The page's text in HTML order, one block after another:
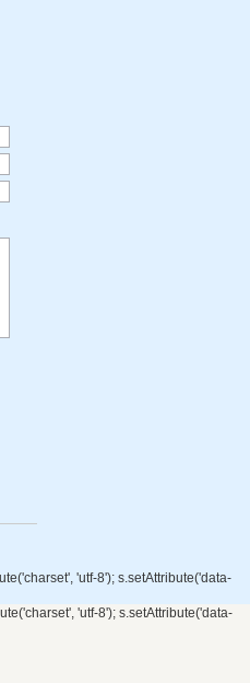
'utf-8'); s.setAttribute('data-
'utf-8'); s.setAttribute('data-